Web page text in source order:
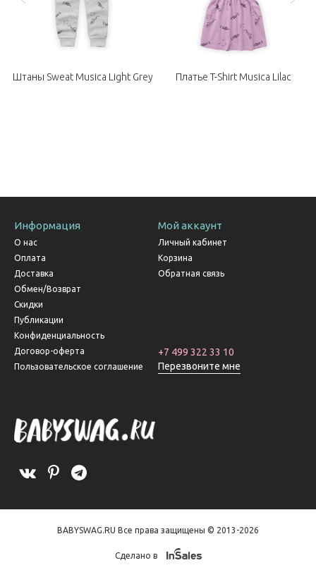
Штаны Sweat Musica Light Grey Платье T-Shirt Musica Lilac
Информация
О нас
Оплата
Доставка
Обмен/Возврат
Скидки
Публикации
Конфиденциальность
Договор-оферта
Пользовательское соглашение
Мой аккаунт
Личный кабинет
Корзина
Обратная связь
+7 499 322 33 10
Перезвоните мне
BABYSWAG.RU Все права защищены © 2013-2026
Сделано в